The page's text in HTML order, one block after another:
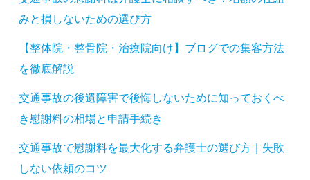
みと損しないための選び方
【整体院・整骨院・治療院向け】ブログでの集客方法
を徹底解説
交通事故の後遺障害で後悔しないために知っておくべ
き慰謝料の相場と申請手続き
交通事故で慰謝料を最大化する弁護士の選び方｜失敗
しない依頼のコツ